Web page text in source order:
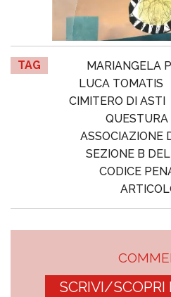
TAG
MARIANGELA
LUCA TOMATIS
CIMITERO DI ASTI
QUESTURA
ASSOCIAZIONE
SEZIONE B
CODICE
SCRIVI/